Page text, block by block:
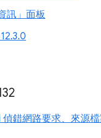
訊」面板
偵錯網路要求、來源